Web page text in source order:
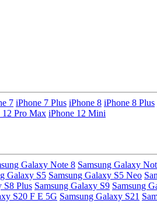
7 iPhone 7 Plus iPhone 8 iPhone 8 Plus
12 Pro Max iPhone 12 Mini
Galaxy Note 8 Samsung Galaxy
Galaxy S5 Samsung Galaxy S5 Neo
S8 Plus Samsung Galaxy S9 Samsung
S20 F E 5G Samsung Galaxy S21